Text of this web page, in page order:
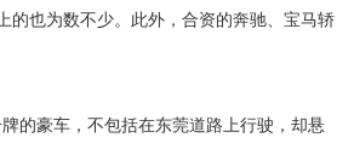
的也为数不少。此外，合资的奔驰、宝马轿
的豪车，不包括在东莞道路上行驶，却悬